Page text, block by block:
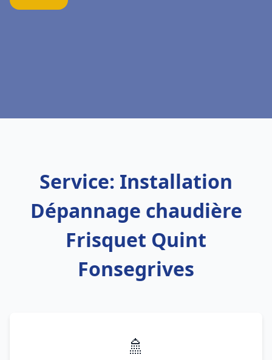
Service: Installation
Dépannage chaudière
Frisquet Quint
Fonsegrives
🚿